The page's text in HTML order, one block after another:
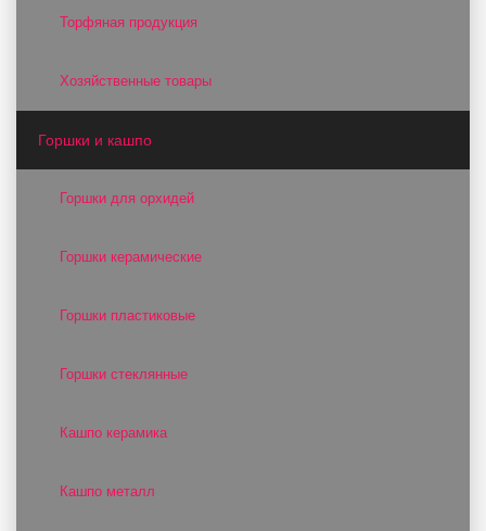
Торфяная продукция
Хозяйственные товары
Горшки и кашпо
Горшки для орхидей
Горшки керамические
Горшки пластиковые
Горшки стеклянные
Кашпо керамика
Кашпо металл